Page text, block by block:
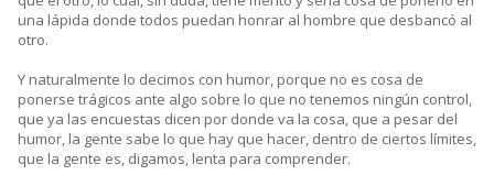
una lápida donde todos puedan honrar al hombre que desbancó al
otro.
Y naturalmente lo decimos con humor, porque no es cosa de
ponerse trágicos ante algo sobre lo que no tenemos ningún control,
que ya las encuestas dicen por donde va la cosa, que a pesar del
humor, la gente sabe lo que hay que hacer, dentro de ciertos límites,
que la gente es, digamos, lenta para comprender.